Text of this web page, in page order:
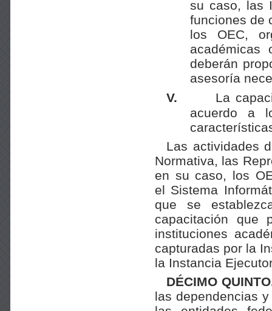
su caso, las
funciones de
los OEC,
académicas
deberán
asesoría
V.
La
acuerdo a
Las actividades
Normativa, las
en su caso, los
el Sistema
que se
capacitación que
instituciones
capturadas por la
la Instancia
DÉCIMO
las dependencias